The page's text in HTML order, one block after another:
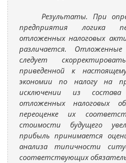
Результаты. При
предприятия логика
отложенных налоговых
различается.
следует
приведенной к
экономии по налогу на
исключении из
отложенных налоговых
переоценке их
стоимости будущего
прибыль принимается
анализа типичности
соответствующих